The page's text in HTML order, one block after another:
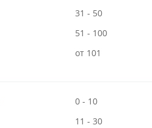
31 - 50
51 - 100
от 101
0 - 10
11 - 30